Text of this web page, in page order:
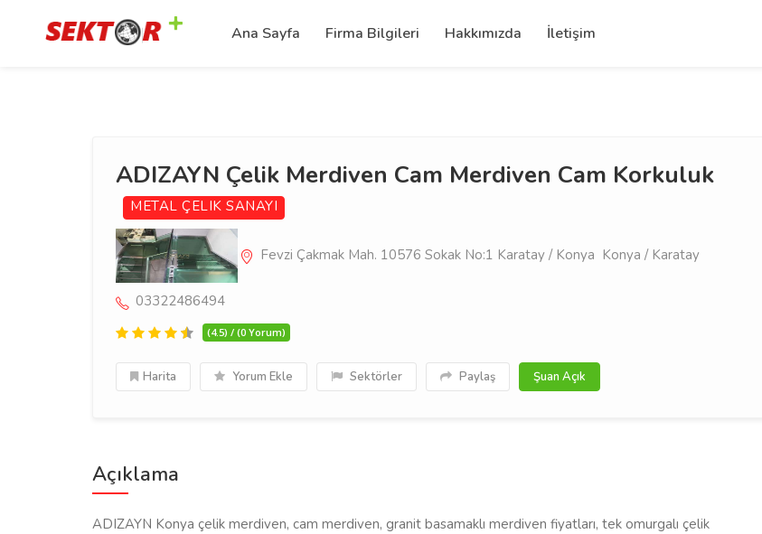
Ana Sayfa Firma Bilgileri Hakkımızda İletişim
ADIZAYN Çelik Merdiven Cam Merdiven Cam Korkuluk
METAL ÇELIK SANAYI
Fevzi Çakmak Mah. 10576 Sokak No:1 Karatay / Konya Konya / Karatay
03322486494
(4.5) / (0 Yorum)
Harita Yorum Ekle Sektörler Paylaş Şuan Açık
Açıklama
ADIZAYN Konya çelik merdiven, cam merdiven, granit basamaklı merdiven fiyatları, tek omurgalı çelik